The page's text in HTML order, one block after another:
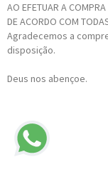
AO EFETUAR A
DE ACORDO COM
Agradecemos a
disposição.
Deus nos abençoe.